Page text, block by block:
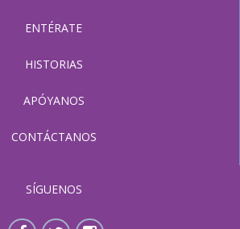
ENTÉRATE
HISTORIAS
APÓYANOS
CONTÁCTANOS
SÍGUENOS